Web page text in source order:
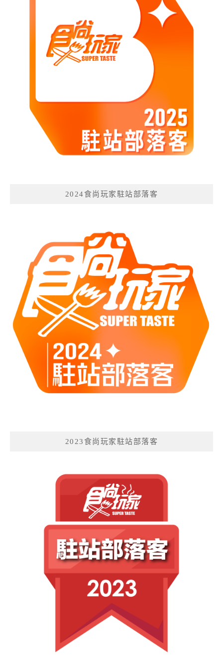
2024食尚玩家駐站部落客
2023食尚玩家駐站部落客